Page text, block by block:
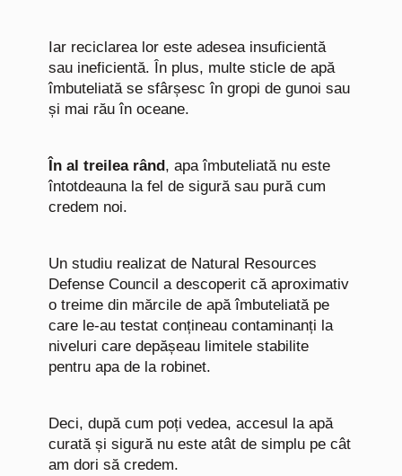
Iar reciclarea lor este adesea insuficientă
sau ineficientă. În plus, multe sticle de apă
îmbuteliată se sfârșesc în gropi de gunoi sau
și mai rău în oceane.
În al treilea rând, apa îmbuteliată nu este
întotdeauna la fel de sigură sau pură cum
credem noi.
Un studiu realizat de Natural Resources
Defense Council a descoperit că aproximativ
o treime din mărcile de apă îmbuteliată pe
care le-au testat conțineau contaminanți la
niveluri care depășeau limitele stabilite
pentru apa de la robinet.
Deci, după cum poți vedea, accesul la apă
curată și sigură nu este atât de simplu pe cât
am dori să credem.